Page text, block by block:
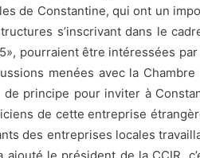
de Constantine, qui ont un
s’inscrivant dans le
pourraient être intéressées
menées avec la Chambre
principe pour inviter à
de cette entreprise
des entreprises locales